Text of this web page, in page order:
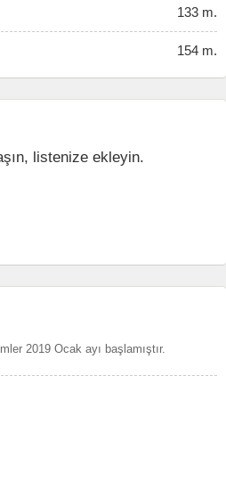
133 m.
154 m.
listenize ekleyin.
2019 Ocak ayı başlamıştır.